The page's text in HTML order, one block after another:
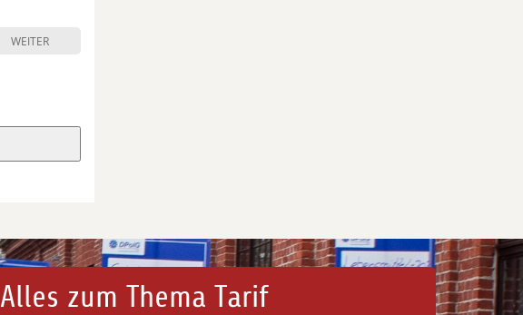
WEITER
Alles zum Thema Tarif